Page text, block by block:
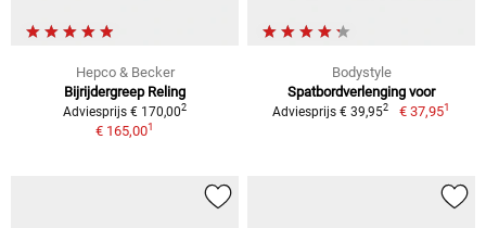
Hepco & Becker
Bijrijdergreep Reling
Adviesprijs € 170,002
€ 165,001
Bodystyle
Spatbordverlenging voor
Adviesprijs € 39,952 € 37,951